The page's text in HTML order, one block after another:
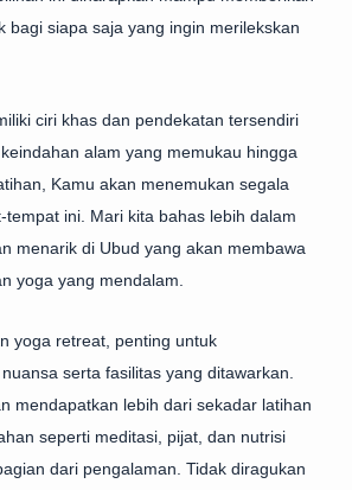
bagi siapa saja yang ingin merilekskan
ciri khas dan pendekatan tersendiri
alam yang memukau hingga
Kamu akan menemukan segala
tempat ini. Mari kita bahas lebih dalam
menarik di Ubud yang akan membawa
yoga yang mendalam.
yoga retreat, penting untuk
serta fasilitas yang ditawarkan.
mendapatkan lebih dari sekadar latihan
seperti meditasi, pijat, dan nutrisi
dari pengalaman. Tidak diragukan